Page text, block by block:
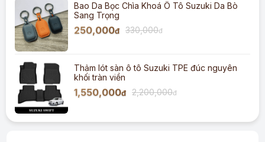
Bao Da Bọc Chìa Khoá Ô Tô Suzuki Da Bò
Sang Trọng
250,000đ 330,000đ
Thảm lót sàn ô tô Suzuki TPE đúc nguyên
khối tràn viền
1,550,000đ 2,200,000đ